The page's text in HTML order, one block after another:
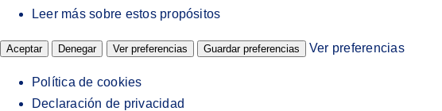
Leer más sobre estos propósitos
Aceptar Denegar Ver preferencias Guardar preferencias Ver preferencias
Política de cookies
Declaración de privacidad